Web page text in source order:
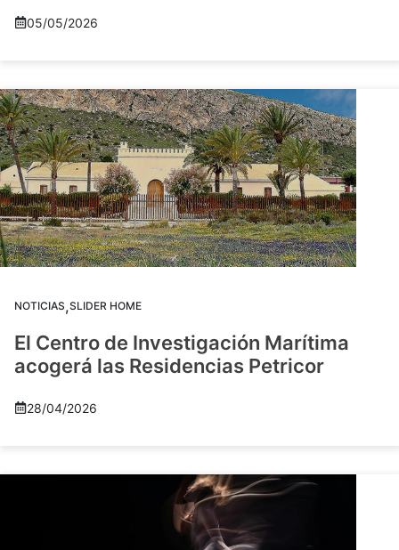
05/05/2026
NOTICIAS,SLIDER HOME
El Centro de Investigación Marítima
acogerá las Residencias Petricor
28/04/2026